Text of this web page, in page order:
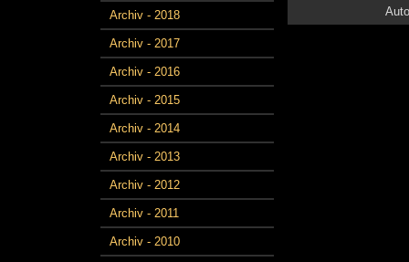
Archiv - 2018
Archiv - 2017
Archiv - 2016
Archiv - 2015
Archiv - 2014
Archiv - 2013
Archiv - 2012
Archiv - 2011
Archiv - 2010